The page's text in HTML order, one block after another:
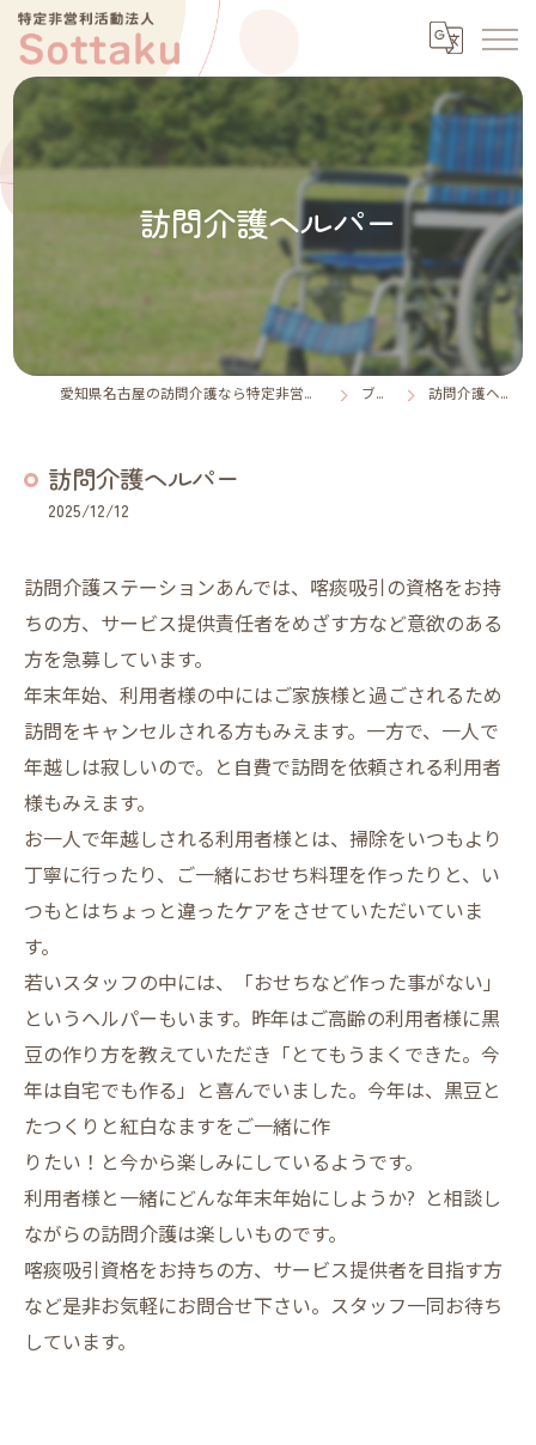
訪問介護ヘルパー
愛知県名古屋の訪問介護なら特定非営利活動法人Sottaku ブログ 訪問介護ヘルパー
訪問介護ヘルパー
2025/12/12
訪問介護ステーションあんでは、喀痰吸引の資格をお持
ちの方、サービス提供責任者をめざす方など意欲のある
方を急募しています。
年末年始、利用者様の中にはご家族様と過ごされるため
訪問をキャンセルされる方もみえます。一方で、一人で
年越しは寂しいので。と自費で訪問を依頼される利用者
様もみえます。
お一人で年越しされる利用者様とは、掃除をいつもより
丁寧に行ったり、ご一緒におせち料理を作ったりと、い
つもとはちょっと違ったケアをさせていただいていま
す。
若いスタッフの中には、「おせちなど作った事がない」
というヘルパーもいます。昨年はご高齢の利用者様に黒
豆の作り方を教えていただき「とてもうまくできた。今
年は自宅でも作る」と喜んでいました。今年は、黒豆と
たつくりと紅白なますをご一緒に作
りたい！と今から楽しみにしているようです。
利用者様と一緒にどんな年末年始にしようか? と相談し
ながらの訪問介護は楽しいものです。
喀痰吸引資格をお持ちの方、サービス提供者を目指す方
など是非お気軽にお問合せ下さい。スタッフ一同お待ち
しています。